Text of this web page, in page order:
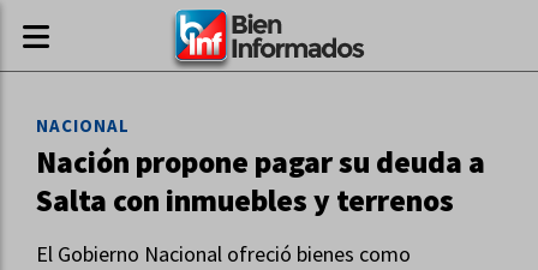
Nación propone pagar su deuda a
Salta con inmuebles y terrenos
El Gobierno Nacional ofreció bienes como
NACIONAL